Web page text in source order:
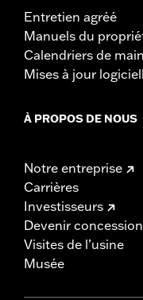
Entretien agréé
Manuels du
Calendriers de
Mises à jour
À PROPOS DE NOUS
Notre entreprise
Carrières
Investisseurs
Devenir
Visites de l’usine
Musée